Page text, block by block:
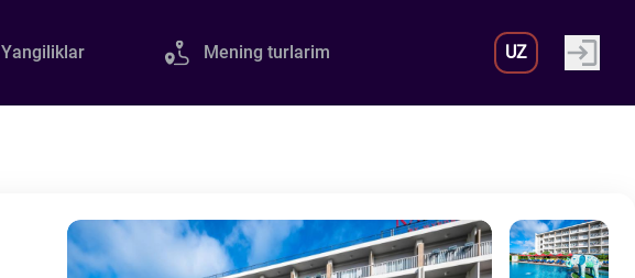
Yangiliklar Mening turlarim UZ